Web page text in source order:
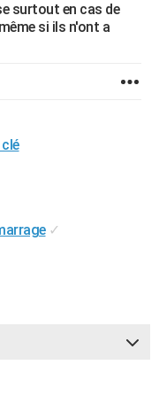
surtout en cas de
si ils n'ont a
✓